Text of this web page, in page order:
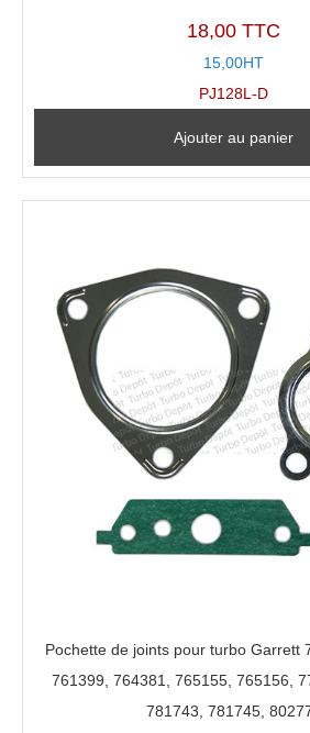
18,00 TTC
15,00HT
PJ128L-D
Ajouter au panier
Pochette de joints pour turbo Garrett
761399, 764381, 765155, 765156,
781743, 781745,